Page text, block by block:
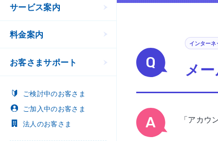
サービス案内
料金案内
お客さまサポート
ご検討中のお客さま
ご加入中のお客さま
法人 のお客さま
インターネ
メ
「アカ